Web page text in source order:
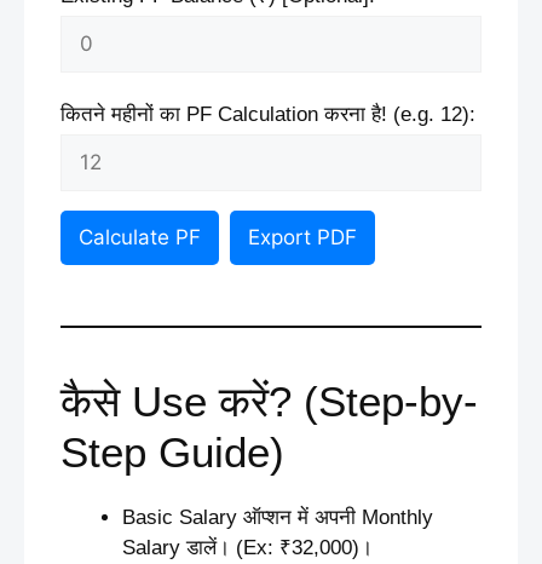
कितने महीनों का PF Calculation करना है! (e.g. 12):
Calculate PF Export PDF
कैसे Use करें? (Step-by-
Step Guide)
Basic Salary ऑप्शन में अपनी Monthly
Salary डालें। (Ex: ₹32,000)।